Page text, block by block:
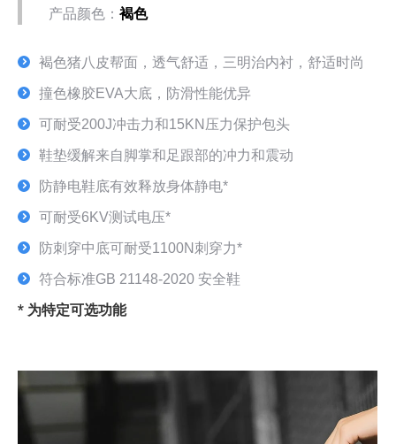
产品颜色： 褐色
褐色猪八皮帮面，透气舒适，三明治内衬，舒适时尚
撞色橡胶EVA大底，防滑性能优异
可耐受200J冲击力和15KN压力保护包头
鞋垫缓解来自脚掌和足跟部的冲力和震动
防静电鞋底有效释放身体静电*
可耐受6KV测试电压*
防刺穿中底可耐受1100N刺穿力*
符合标准GB 21148-2020 安全鞋
* 为特定可选功能